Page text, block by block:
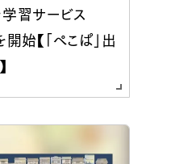
習サービス
始【「ぺこぱ」出